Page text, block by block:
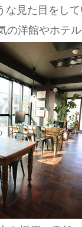
な見た目をし
の洋館やホテ